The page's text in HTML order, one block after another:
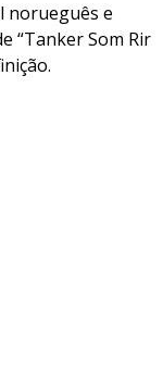
norueguês e
“Tanker Som Rir